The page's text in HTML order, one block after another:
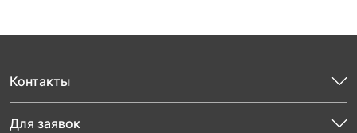
Контакты
Для заявок